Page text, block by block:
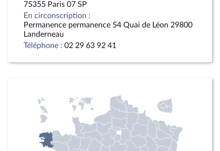
75355 Paris 07 SP
En circonscription :
Permanence permanence 54 Quai de Léon 29800
Landerneau
Téléphone : 02 29 63 92 41